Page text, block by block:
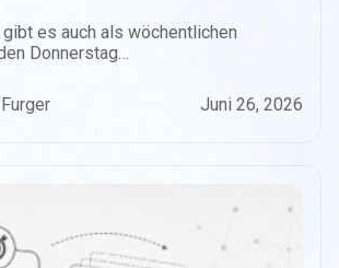
es auch als wöchentlichen
Donnerstag…
Juni 26, 2026